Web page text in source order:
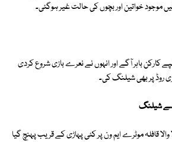
موجود خواتین اور بچوں کی حالت غیر ہوگئی۔
باہر آگے اور انہوں نے نعرے بازی شروع کردی
روڈ پر بھی شیلنگ کی۔
سے شیلنگ
قافلہ موٹرے ایم ون پر کٹی پہاڑی کے قریب پہنچ گیا